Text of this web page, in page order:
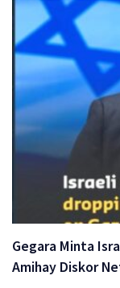
Gegara Minta
Amihay Diskor